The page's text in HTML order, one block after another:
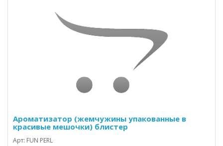
Ароматизатор (жемчужины упакованные в
красивые мешочки) блистер
Арт: FUN PERL